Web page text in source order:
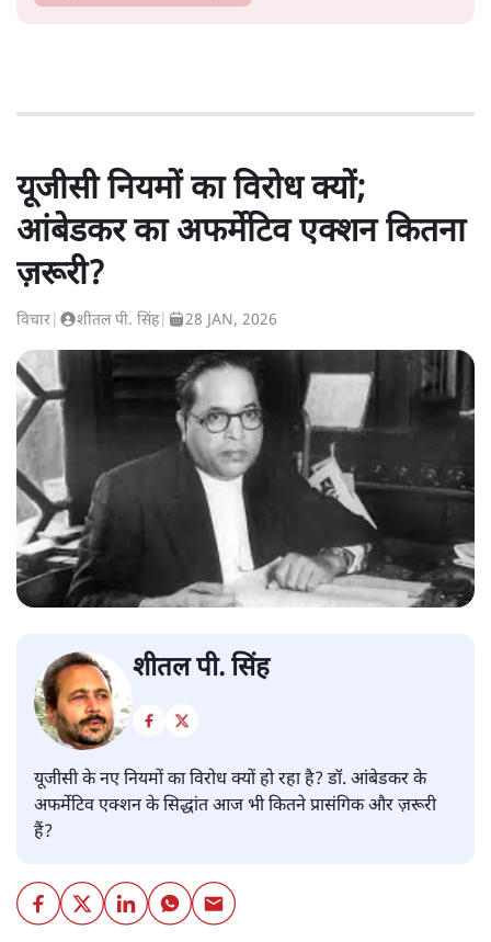
यूजीसी नियमों का विरोध क्यों;
आंबेडकर का अफर्मेटिव एक्शन कितना
ज़रूरी?
विचार शीतल पी. सिंह| 28 JAN, 2026
शीतल पी. सिंह
यूजीसी के नए नियमों का विरोध क्यों हो रहा है? डॉ. आंबेडकर के
अफर्मेटिव एक्शन के सिद्धांत आज भी कितने प्रासंगिक और ज़रूरी
हैं?